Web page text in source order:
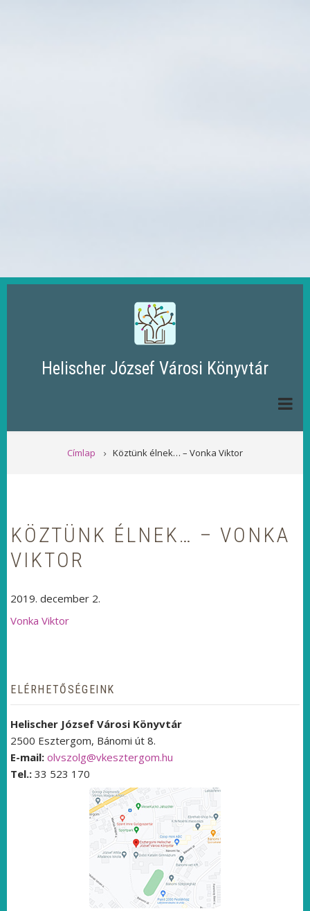
Helischer József Városi Könyvtár
MORZSA
Címlap Köztünk élnek… – Vonka Viktor
KÖZTÜNK ÉLNEK… – VONKA
VIKTOR
2019. december 2.
Vonka Viktor
ELÉRHETŐSÉGEINK
Helischer József Városi Könyvtár
2500 Esztergom, Bánomi út 8.
E-mail: olvszolg@vkesztergom.hu
Tel.: 33 523 170